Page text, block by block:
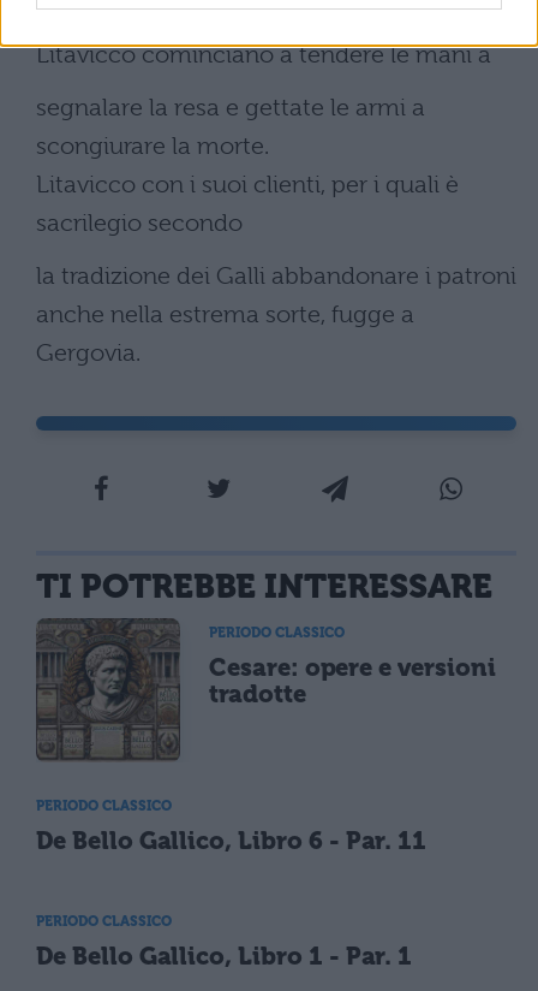
Riconosciuti questi e scoperto l’inganno di
Litavicco cominciano a tendere le mani a
segnalare la resa e gettate le armi a
scongiurare la morte.
Litavicco con i suoi clienti, per i quali è
sacrilegio secondo
la tradizione dei Galli abbandonare i patroni
anche nella estrema sorte, fugge a
Gergovia.
TI POTREBBE INTERESSARE
PERIODO CLASSICO
Cesare: opere e versioni
tradotte
PERIODO CLASSICO
De Bello Gallico, Libro 6 - Par. 11
PERIODO CLASSICO
De Bello Gallico, Libro 1 - Par. 1